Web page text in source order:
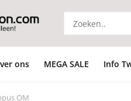
ons MEGA SALE Info
OM